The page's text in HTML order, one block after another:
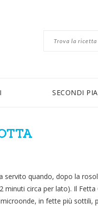
SECONDI
servito quando, dopo la
circa per lato). Il
in fette più sottili,